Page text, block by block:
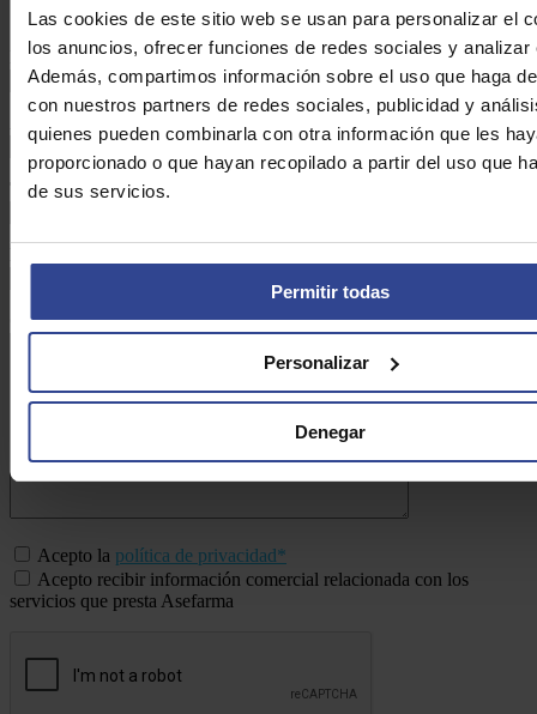
Las cookies de este sitio web se usan para personalizar el
los anuncios, ofrecer funciones de redes sociales y analizar
Además, compartimos información sobre el uso que haga
con nuestros partners de redes sociales, publicidad y
quienes pueden combinarla con otra información que les
proporcionado o que hayan recopilado a partir del uso que
de sus servicios.
Permitir todas
Personalizar
Denegar
Nombre:*
Apellidos:*
Teléfono:*
Consulta:*
Acepto la política de privacidad*
Acepto recibir información comercial relacionada con los
servicios que presta Asefarma